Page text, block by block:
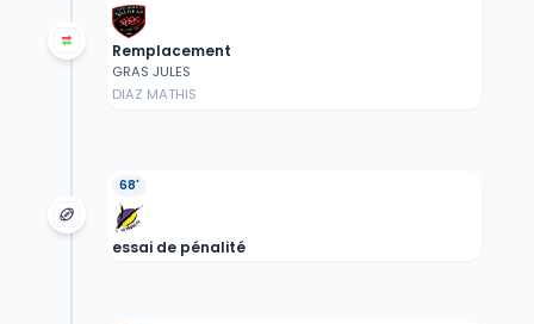
Remplacement
GRAS JULES
DIAZ MATHIS
68'
essai de pénalité